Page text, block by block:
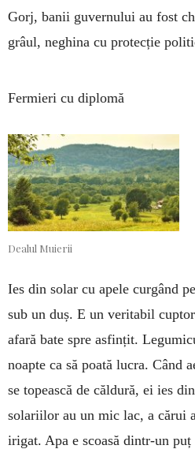
Gorj, banii guvernului au fost
grâul, neghina cu protecție
Fermieri cu diplomă
Dealul Muierii
Ies din solar cu apele curgând
sub un duș. E un veritabil
afară bate spre asfințit.
noapte ca să poată lucra. Când
se topească de căldură, ei ies
solariilor au un mic lac, a cărui
irigat. Apa e scoasă dintr-un